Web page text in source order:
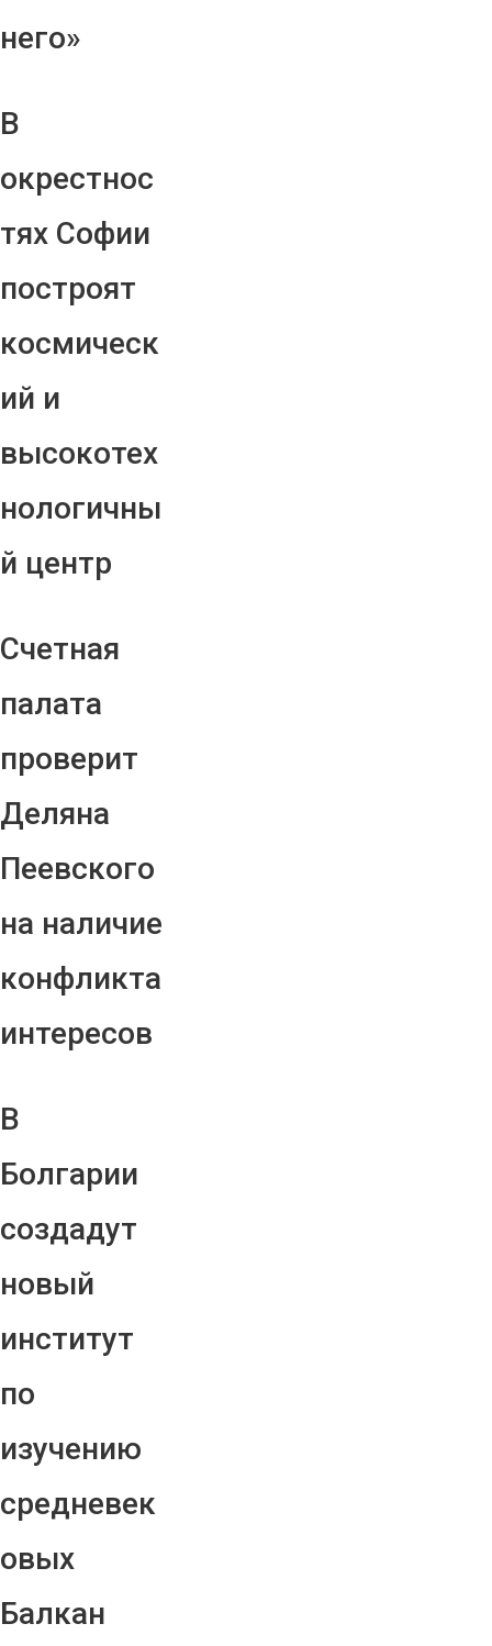
него»
В
окрестнос
тях Софии
построят
космическ
ий и
высокотех
нологичны
й центр
Счетная
палата
проверит
Деляна
Пеевского
на наличие
конфликта
интересов
В
Болгарии
создадут
новый
институт
по
изучению
средневек
овых
Балкан